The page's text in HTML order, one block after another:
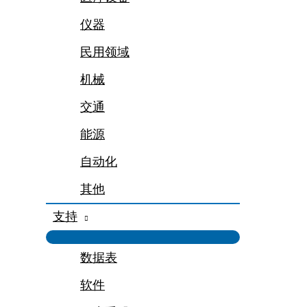
仪器
民用领域
机械
交通
能源
自动化
其他
支持
数据表
软件